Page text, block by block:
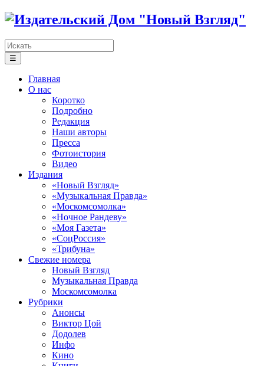
☰
Главная
О нас
Коротко
Подробно
Редакция
Наши авторы
Пресса
Фотоистория
Видео
Издания
«Новый Взгляд»
«Музыкальная Правда»
«Москомсомолка»
«Ночное Рандеву»
«Моя Газета»
«СоцРоссия»
«Трибуна»
Свежие номера
Новый Взгляд
Музыкальная Правда
Москомсомолка
Рубрики
Анонсы
Виктор Цой
Додолев
Инфо
Кино